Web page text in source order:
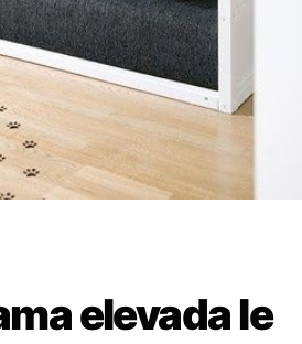
elevada le